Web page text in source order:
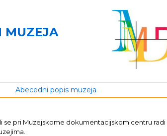
MUZEJA
Abecedni popis muzeja
se pri Muzejskome dokumentacijskom centru